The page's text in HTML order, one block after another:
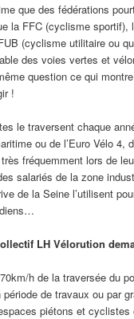
que des fédérations
la FFC (cyclisme sportif),
(cyclisme utilitaire ou
des voies vertes et
question ce qui
!
le traversent chaque
ou de l’Euro Vélo 4,
fréquemment lors de
salariés de la zone
de la Seine l’utilisent
LH Vélorution
h de la traversée du
de travaux ou par
piétons et cyclistes